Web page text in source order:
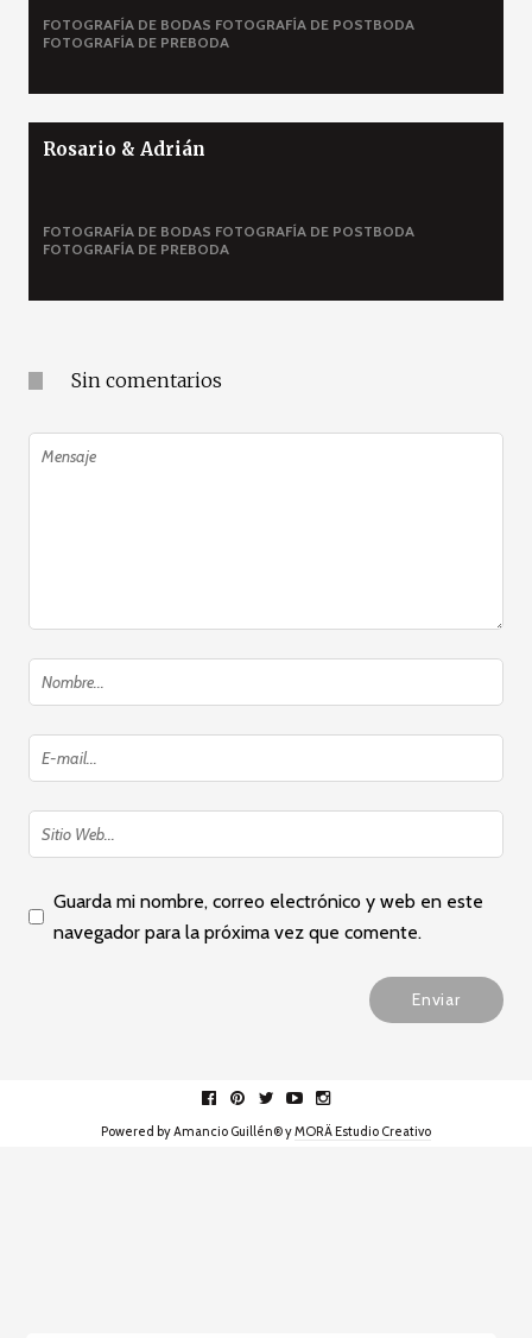
FOTOGRAFÍA DE BODAS FOTOGRAFÍA DE POSTBODA
FOTOGRAFÍA DE PREBODA
Rosario & Adrián
FOTOGRAFÍA DE BODAS FOTOGRAFÍA DE POSTBODA
FOTOGRAFÍA DE PREBODA
Sin comentarios
Guarda mi nombre, correo electrónico y web en este
navegador para la próxima vez que comente.
Facebookpinteresttwitteryoutube
Powered by Amancio Guillén® yMORÄ Estudio Creativo